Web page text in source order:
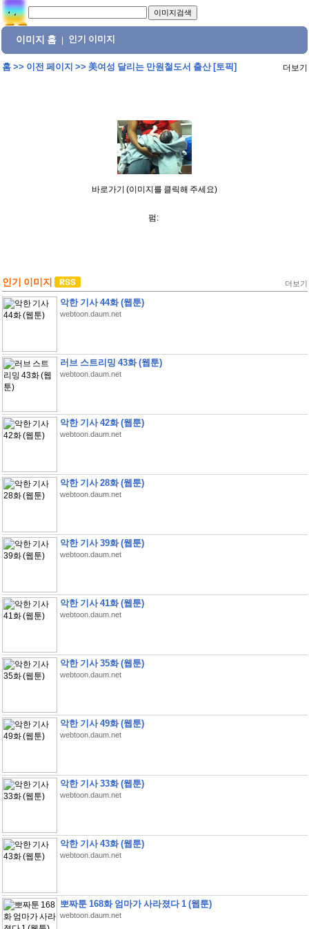
이미지 홈 인기 이미지
홈>> 이전 페이지 >> 美여성 달리는 만원철도서 출산 [토픽] 더보기
바로가기 (이미지를 클릭해 주세요)
펌:
인기 이미지 더보기
악한 기사 44화 (웹툰)
webtoon.daum.net
러브 스트리밍 43화 (웹툰)
webtoon.daum.net
악한 기사 42화 (웹툰)
webtoon.daum.net
악한 기사 28화 (웹툰)
webtoon.daum.net
악한 기사 39화 (웹툰)
webtoon.daum.net
악한 기사 41화 (웹툰)
webtoon.daum.net
악한 기사 35화 (웹툰)
webtoon.daum.net
악한 기사 49화 (웹툰)
webtoon.daum.net
악한 기사 33화 (웹툰)
webtoon.daum.net
악한 기사 43화 (웹툰)
webtoon.daum.net
뽀짜툰 168화 엄마가 사라졌다 1 (웹툰)
webtoon.daum.net